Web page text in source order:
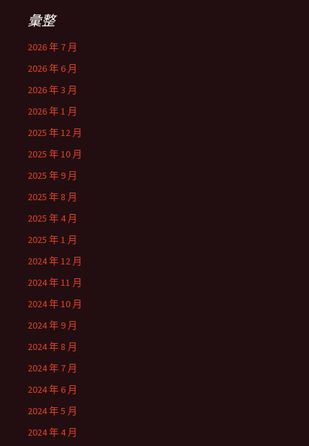
彙整
2026 年 7 月
2026 年 6 月
2026 年 3 月
2026 年 1 月
2025 年 12 月
2025 年 10 月
2025 年 9 月
2025 年 8 月
2025 年 4 月
2025 年 1 月
2024 年 12 月
2024 年 11 月
2024 年 10 月
2024 年 9 月
2024 年 8 月
2024 年 7 月
2024 年 6 月
2024 年 5 月
2024 年 4 月